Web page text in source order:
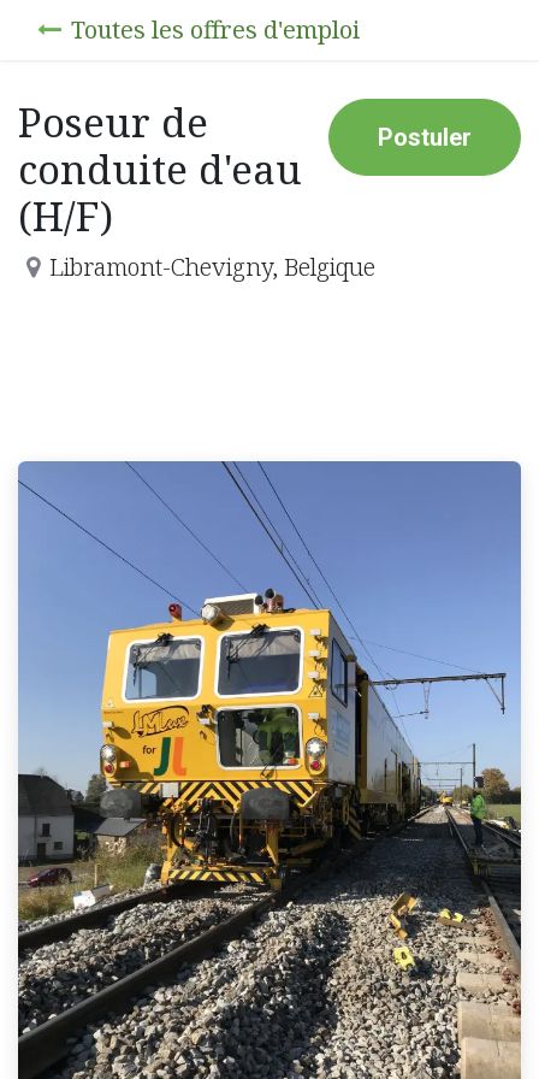
Toutes les offres d'emploi
Postuler
Poseur de
conduite d'eau
(H/F)
Libramont-Chevigny, Belgique